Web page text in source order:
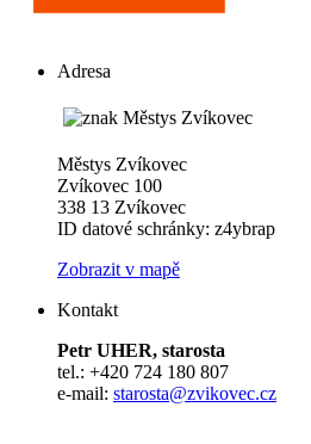
Adresa
Městys Zvíkovec
Zvíkovec 100
338 13 Zvíkovec
ID datové schránky: z4ybrap
Zobrazit v mapě
Kontakt
Petr UHER, starosta
tel.: +420 724 180 807
e-mail: starosta@zvikovec.cz